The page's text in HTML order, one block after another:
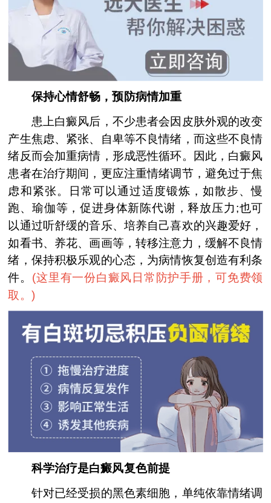
保持心情舒畅，预防病情加重
患上白癜风后，不少患者会因皮肤外观的改变
产生焦虑、紧张、自卑等不良情绪，而这些不良情
绪反而会加重病情，形成恶性循环。因此，白癜风
患者在治疗期间，更应注重情绪调节，避免过于焦
虑和紧张。日常可以通过适度锻炼，如散步、慢
跑、瑜伽等，促进身体新陈代谢，释放压力;也可
以通过听舒缓的音乐、培养自己喜欢的兴趣爱好，
如看书、养花、画画等，转移注意力，缓解不良情
绪，保持积极乐观的心态，为病情恢复创造有利条
件。 (这里有一份白癜风日常防护手册，可免费领
取。 )
科学治疗是白癜风复色前提
针对已经受损的黑色素细胞，单纯依靠情绪调